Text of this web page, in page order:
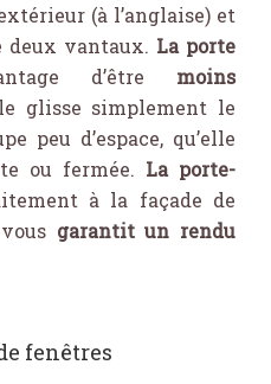
(à l’anglaise) et
deux vantaux. La porte
d’être moins
glisse simplement le
peu d’espace, qu’elle
ou fermée. La porte-
à la façade de
garantit un rendu
fenêtres